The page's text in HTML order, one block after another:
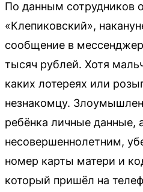
По данным сотрудников
«Клепиковский»,
сообщение в
тысяч рублей. Хотя
каких лотереях или
незнакомцу.
ребёнка личные данные,
несовершеннолетним,
номер карты матери и
который пришёл на